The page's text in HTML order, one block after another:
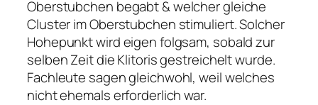
Oberstubchen begabt & welcher gleiche
Cluster im Oberstubchen stimuliert. Solcher
Hohepunkt wird eigen folgsam, sobald zur
selben Zeit die Klitoris gestreichelt wurde.
Fachleute sagen gleichwohl, weil welches
nicht ehemals erforderlich war.